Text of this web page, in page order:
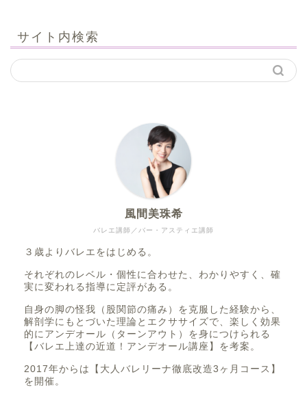
サイト内検索
バレエ講師／バー・アスティエ講師
風間美珠希
３歳よりバレエをはじめる。
それぞれのレベル・個性に合わせた、わかりやすく、確
実に変われる指導に定評がある。
自身の脚の怪我（股関節の痛み）を克服した経験から、
解剖学にもとづいた理論とエクササイズで、楽しく効果
的にアンデオール（ターンアウト）を身につけられる
【バレエ上達の近道！アンデオール講座】を考案。
2017年からは【大人バレリーナ徹底改造3ヶ月コース】
を開催。